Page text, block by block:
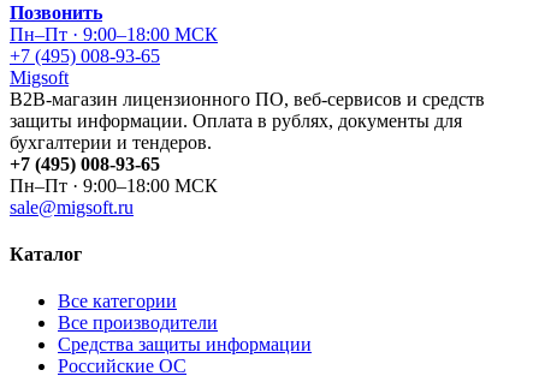
Позвонить
Пн–Пт · 9:00–18:00 МСК
+7 (495) 008-93-65
Migsoft
B2B-магазин лицензионного ПО, веб-сервисов и средств
защиты информации. Оплата в рублях, документы для
бухгалтерии и тендеров.
+7 (495) 008-93-65
Пн–Пт · 9:00–18:00 МСК
sale@migsoft.ru
Каталог
Все категории
Все производители
Средства защиты информации
Российские ОС